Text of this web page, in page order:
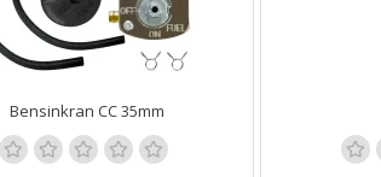
Bensinkran CC 35mm